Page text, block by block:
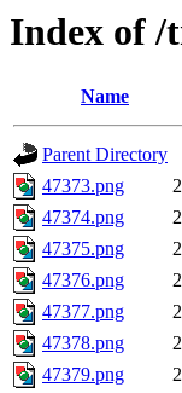
Index of /
Name
Parent Directory
47373.png
47374.png
47375.png
47376.png
47377.png
47378.png
47379.png